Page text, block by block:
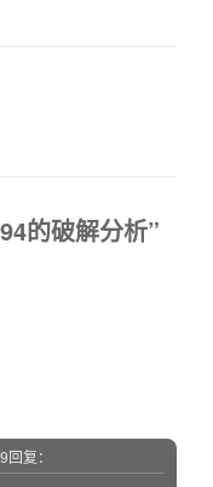
的破解分析”
复：